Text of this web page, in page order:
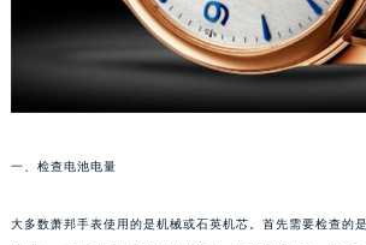
一、检查电池电量
大多数萧邦手表使用的是机械或石英机芯。首先需要检查的